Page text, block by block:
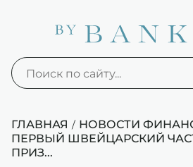
ГЛАВНАЯ / НОВОСТИ
ПЕРВЫЙ ШВЕЙЦАРСКИЙ
ПРИЗ...